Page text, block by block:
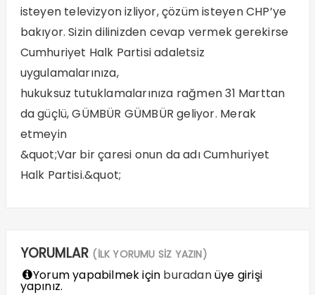
isteyen televizyon izliyor, çözüm isteyen CHP’ye
bakıyor. Sizin dilinizden cevap vermek gerekirse
Cumhuriyet Halk Partisi adaletsiz
uygulamalarınıza,
hukuksuz tutuklamalarınıza rağmen 31 Marttan
da güçlü, GÜMBÜR GÜMBÜR geliyor. Merak
etmeyin
&quot;Var bir çaresi onun da adı Cumhuriyet
Halk Partisi.&quot;
YORUMLAR (İLK YORUMU SİZ YAZIN)
Yorum yapabilmek için buradanüye girişi
yapınız.